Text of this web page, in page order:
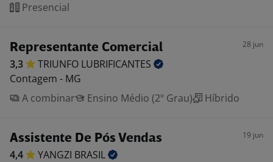
Presencial
Representante Comercial 28 jun
3,3 TRIUNFO LUBRIFICANTES
Contagem - MG
A combinar
Ensino Médio (2º Grau) Híbrido
Assistente De Pós Vendas 19 jun
4,4 YANGZI BRASIL